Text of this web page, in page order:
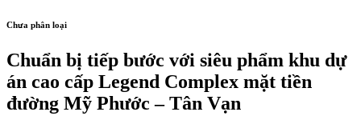
Chưa phân loại
Chuẩn bị tiếp bước với siêu phẩm khu dự
án cao cấp Legend Complex mặt tiền
đường Mỹ Phước – Tân Vạn